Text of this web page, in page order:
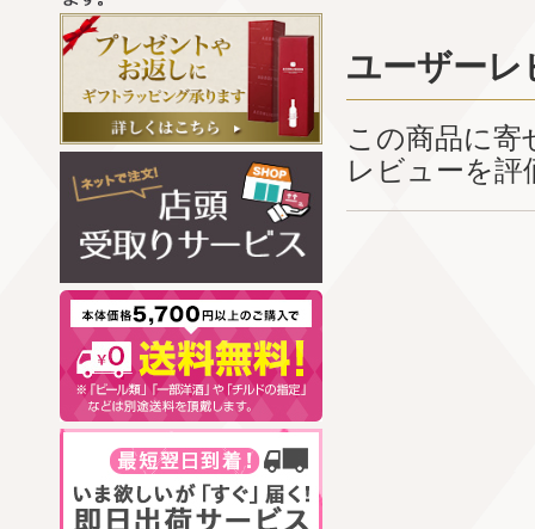
ユーザーレ
この商品に
レビューを評